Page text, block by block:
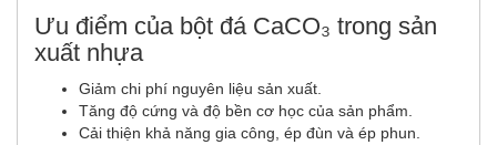
Ưu điểm của bột đá CaCO₃ trong sản
xuất nhựa
Giảm chi phí nguyên liệu sản xuất.
Tăng độ cứng và độ bền cơ học của sản phẩm.
Cải thiện khả năng gia công, ép đùn và ép phun.